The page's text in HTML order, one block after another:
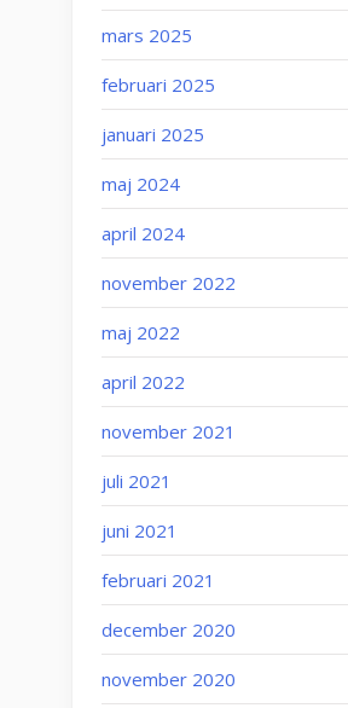
mars 2025
februari 2025
januari 2025
maj 2024
april 2024
november 2022
maj 2022
april 2022
november 2021
juli 2021
juni 2021
februari 2021
december 2020
november 2020